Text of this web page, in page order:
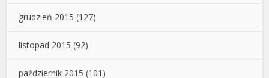
grudzień 2015 (127)
listopad 2015 (92)
październik 2015 (101)